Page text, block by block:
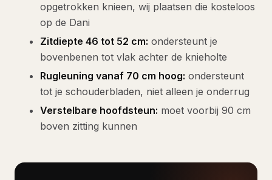
opgetrokken knieen, wij plaatsen die kosteloos
op de Dani
Zitdiepte 46 tot 52 cm: ondersteunt je
bovenbenen tot vlak achter de knieholte
Rugleuning vanaf 70 cm hoog: ondersteunt
tot je schouderbladen, niet alleen je onderrug
Verstelbare hoofdsteun: moet voorbij 90 cm
boven zitting kunnen